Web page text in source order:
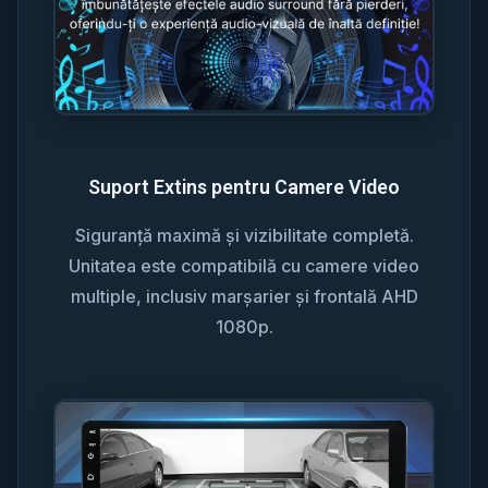
Suport Extins pentru Camere Video
Siguranță maximă și vizibilitate completă.
Unitatea este compatibilă cu camere video
multiple, inclusiv marșarier și frontală AHD
1080p.